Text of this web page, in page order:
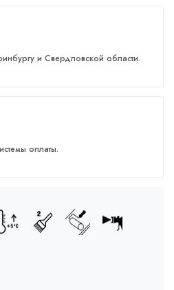
и Свердловской области.
оплаты.